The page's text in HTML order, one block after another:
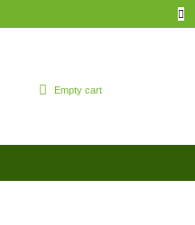
SHOPPING
Empty cart